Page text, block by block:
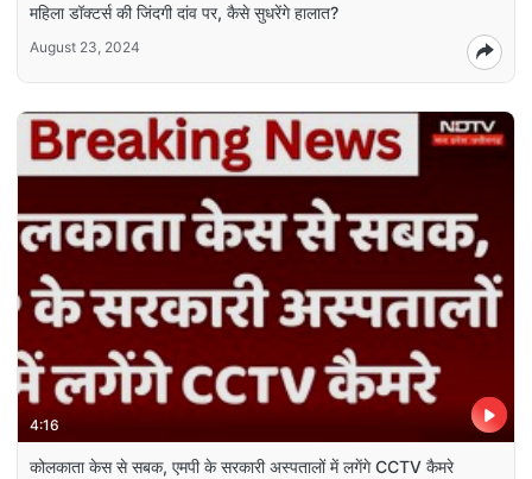
महिला डॉक्टर्स की जिंदगी दांव पर, कैसे सुधरेंगे हालात?
August 23, 2024
4:16
कोलकाता केस से सबक, एमपी के सरकारी अस्पतालों में लगेंगे CCTV कैमरे